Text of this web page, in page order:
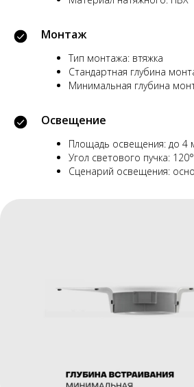
Монтаж
Тип монтажа: втяжка
Стандартная глубина
Минимальная глубина
Освещение
Площадь освещения: до 4
Угол светового пучка: 120°
Сценарий освещения: